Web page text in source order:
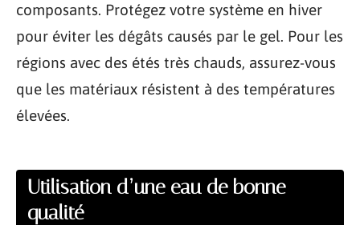
composants. Protégez votre système en hiver
pour éviter les dégâts causés par le gel. Pour les
régions avec des étés très chauds, assurez-vous
que les matériaux résistent à des températures
élevées.
Utilisation d’une eau de bonne
qualité